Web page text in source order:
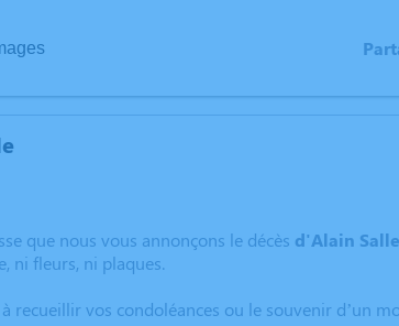
que nous vous annonçons le décès d'Alain
ni fleurs, ni plaques.
recueillir vos condoléances ou le souvenir d’un